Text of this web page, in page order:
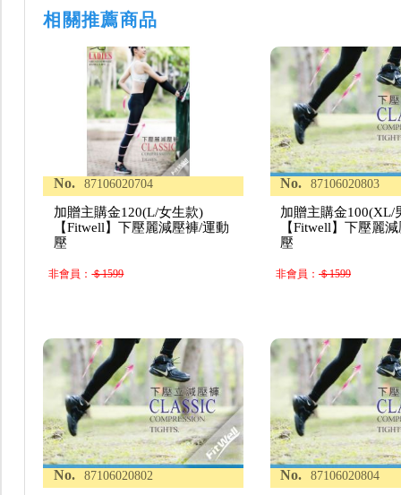
相關推薦商品
No. 87106020704
加贈主購金120(L/女生款)
【Fitwell】下壓麗減壓褲/運動
壓
非會員：＄1599
No. 87106020803
加贈主購金100(XL/
【Fitwell】下壓麗
壓
非會員： ＄1599
No. 87106020802 No. 87106020804